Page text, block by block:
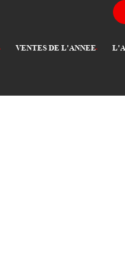
VENTES DE L'ANNEE